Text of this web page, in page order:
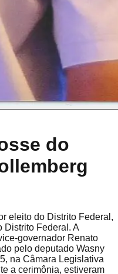
do
eleito do Distrito Federal,
Distrito Federal. A
governador Renato
pelo deputado Wasny
na Câmara Legislativa
a cerimônia, estiveram